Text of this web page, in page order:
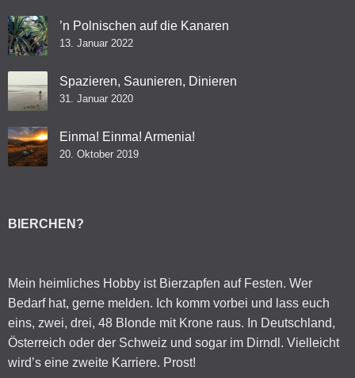
’n Polnischen auf die Kanaren
13. Januar 2022
Spazieren, Saunieren, Dinieren
31. Januar 2020
Einma! Einma! Armenia!
20. Oktober 2019
BIERCHEN?
Mein heimliches Hobby ist Bierzapfen auf Festen. Wer
Bedarf hat, gerne melden. Ich komm vorbei und lass euch
eins, zwei, drei, 48 Blonde mit Krone raus. In Deutschland,
Österreich oder der Schweiz und sogar im Dirndl. Vielleicht
wird’s eine zweite Karriere. Prost!